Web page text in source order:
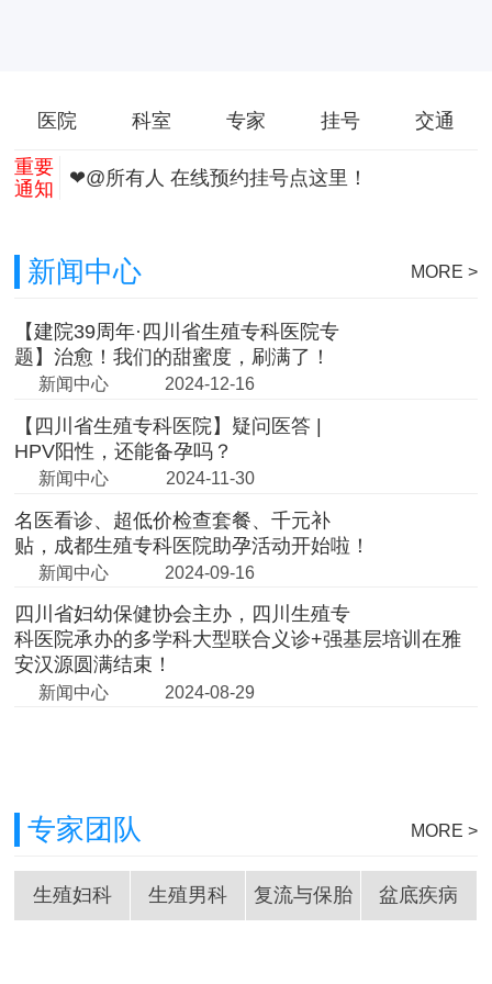
医院 科室 专家 挂号 交通
重要
通知
❤@所有人 在线预约挂号点这里！
新闻中心 MORE >
【建院39周年·四川省生殖专科医院专
题】治愈！我们的甜蜜度，刷满了！
新闻中心 2024-12-16
【四川省生殖专科医院】疑问医答 |
HPV阳性，还能备孕吗？
新闻中心 2024-11-30
名医看诊、超低价检查套餐、千元补
贴，成都生殖专科医院助孕活动开始啦！
新闻中心 2024-09-16
四川省妇幼保健协会主办，四川生殖专
科医院承办的多学科大型联合义诊+强基层培训在雅
安汉源圆满结束！
新闻中心 2024-08-29
专家团队 MORE >
生殖妇科 生殖男科 复流与保胎 盆底疾病